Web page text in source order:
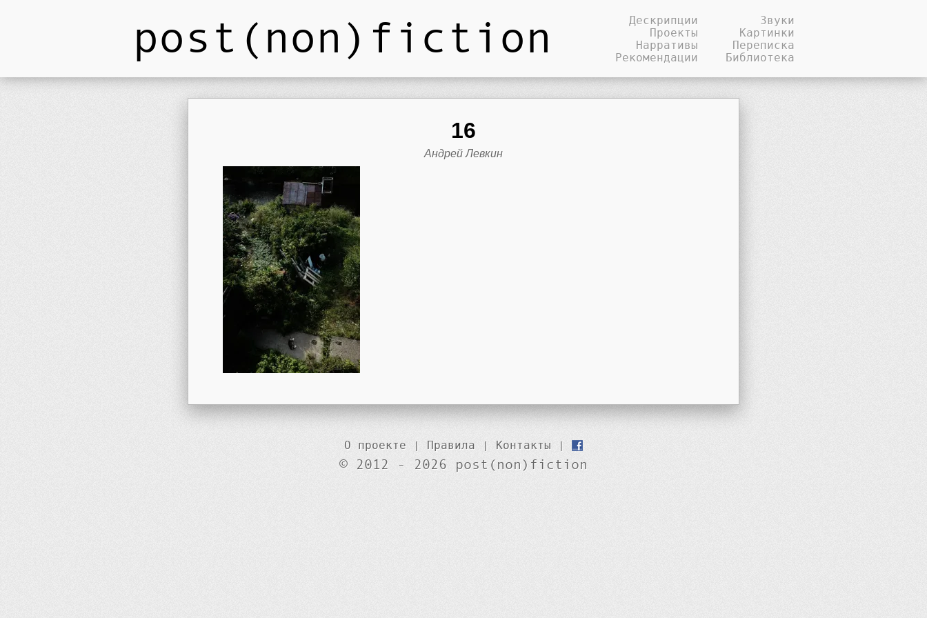
post(non)fiction
Дескрипции
Проекты
Нарративы
Рекомендации
Звуки
Картинки
Переписка
Библиотека
16
Андрей Левкин
О проекте | Правила | Контакты |
© 2012 - 2026 post(non)fiction